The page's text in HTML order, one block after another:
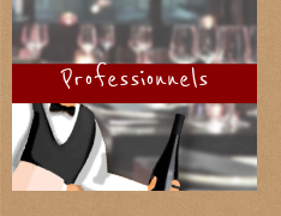
Domaine Xavier
La renaissance d'un
Professionnels